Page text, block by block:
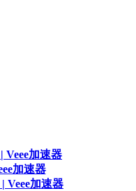
Veee加速器
加速器
Veee加速器